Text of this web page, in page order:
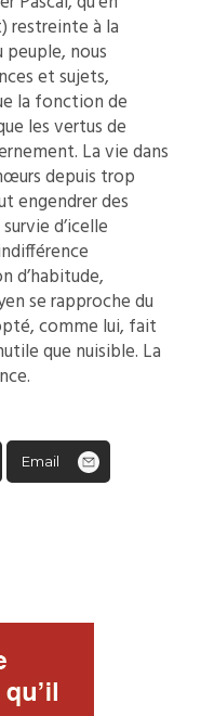
restreinte à la
nous
et sujets,
la fonction de
les vertus de
La vie dans
depuis trop
engendrer des
d’icelle
d’habitude,
se rapproche du
comme lui, fait
que nuisible. La
Email